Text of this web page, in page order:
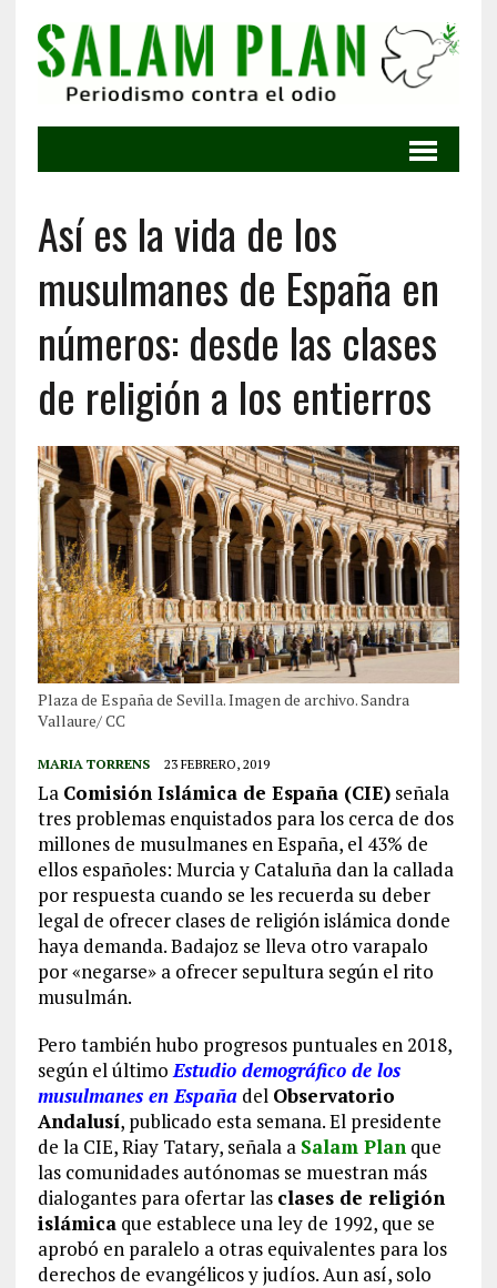
Así es la vida de los
musulmanes de España en
números: desde las clases
de religión a los entierros
Plaza de España de Sevilla. Imagen de archivo. Sandra
Vallaure/ CC
MARIA TORRENS 23 FEBRERO, 2019
La Comisión Islámica de España (CIE)señala
tres problemas enquistados para los cerca de dos
millones de musulmanes en España, el 43% de
ellos españoles: Murcia y Cataluña dan la callada
por respuesta cuando se les recuerda su deber
legal de ofrecer clases de religión islámica donde
haya demanda. Badajoz se lleva otro varapalo
por «negarse» a ofrecer sepultura según el rito
musulmán.
Pero también hubo progresos puntuales en 2018,
según el últimoEstudio demográfico de los
musulmanes en Españadel Observatorio
Andalusí, publicado esta semana. El presidente
de la CIE, Riay Tatary, señala a Salam Planque
las comunidades autónomas se muestran más
dialogantes para ofertar las clases de religión
islámicaque establece una ley de 1992, que se
aprobó en paralelo a otras equivalentes para los
derechos de evangélicos y judíos. Aun así, solo